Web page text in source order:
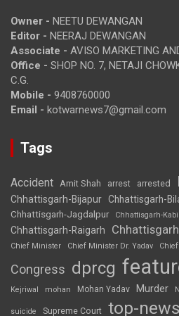
Owner - NEETU DEWANGAN
Editor - NEERAJ DEWANGAN
Associate - AVISO MARKETING
Office - SHOP NO. 7, NETAJI
C.G.
Mobile - 9408760000
Email - kotwarnews7@gmail.com
Tags
Accident Amit Shah arrest arrested
Chhattisgarh-Bijapur Chhattisgarh-
Chhattisgarh-Jagdalpur Chhattisgarh-
Chhattisgarh-Raigarh
Chief Minister
Chief Minister Dr. Yadav
Congress dprcg
Kejriwal mohan Mohan Yadav Murder
suicide Supreme Court top-news